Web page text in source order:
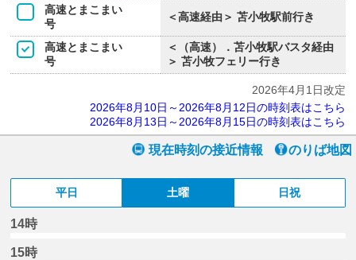
高速とまこまい
号
＜高速経由＞ 苫小牧駅前行き
高速とまこまい
号
＜（高速）．苫小牧駅バスタ経由
＞ 苫小牧フェリー行き
2026年4月1日改定
2026年8月10日～2026年8月12日の時刻表はこちら
2026年8月13日～2026年8月15日の時刻表はこちら
現在時刻の接近情報 のりば地図
平日 土曜 日祝
14時
15時